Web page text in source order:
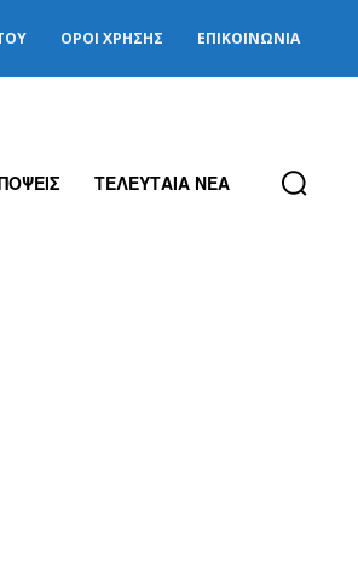
ΌΡΟΙ ΧΡΉΣΗΣ ΕΠΙΚΟΙΝΩΝΊΑ
ΤΕΛΕΥΤΑΙΑ ΝΕΑ